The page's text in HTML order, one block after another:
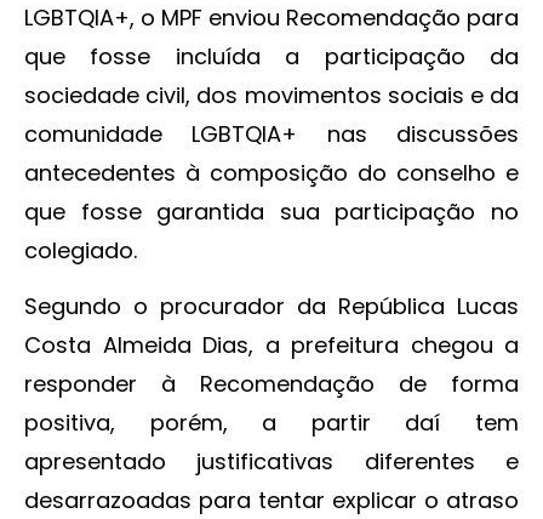
LGBTQIA+, o MPF enviou Recomendação para
que fosse incluída a participação da
sociedade civil, dos movimentos sociais e da
comunidade LGBTQIA+ nas discussões
antecedentes à composição do conselho e
que fosse garantida sua participação no
colegiado.
Segundo o procurador da República Lucas
Costa Almeida Dias, a prefeitura chegou a
responder à Recomendação de forma
positiva, porém, a partir daí tem
apresentado justificativas diferentes e
desarrazoadas para tentar explicar o atraso